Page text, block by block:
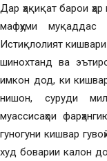
Дар ҳақиқат барои
мафҳуми
Истиқлолият
шинохтанд ва
имкон дод, ки
нишон, суруди
муассисаҳои
гуногуни кишвар
худ боварии калон